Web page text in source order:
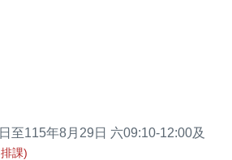
至115年8月29日 六09:10-12:00及
課)